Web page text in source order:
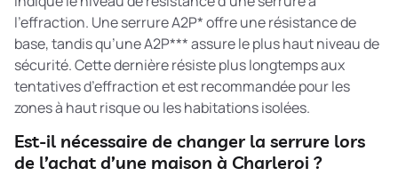
l’effraction. Une serrure A2P* offre une résistance de
base, tandis qu’une A2P*** assure le plus haut niveau de
sécurité. Cette dernière résiste plus longtemps aux
tentatives d’effraction et est recommandée pour les
zones à haut risque ou les habitations isolées.
Est-il nécessaire de changer la serrure lors
de l’achat d’une maison à Charleroi ?